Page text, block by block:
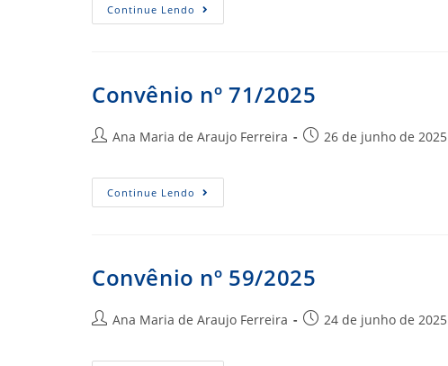
Continue Lendo Convênio
Nº
Convênio nº 71/2025
Autor
post:
Ana Maria de Araujo Ferreira
Post26 de junho de 2025
Continue Lendo Convênio
Nº
Convênio nº 59/2025
Autor
post:
Ana Maria de Araujo Ferreira
Post24 de junho de 2025